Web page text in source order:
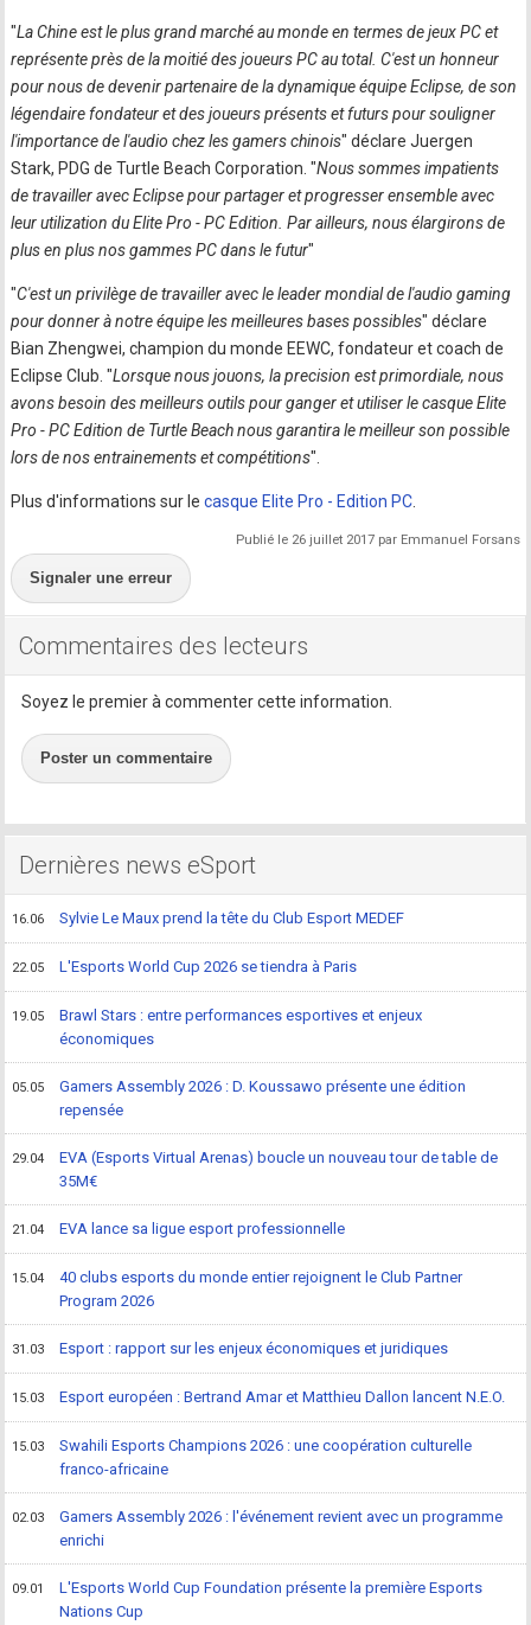
"La Chine est le plus grand marché au monde en termes de jeux PC et
représente près de la moitié des joueurs PC au total. C'est un honneur
pour nous de devenir partenaire de la dynamique équipe Eclipse, de son
légendaire fondateur et des joueurs présents et futurs pour souligner
l'importance de l'audio chez les gamers chinois" déclare Juergen
Stark, PDG de Turtle Beach Corporation. "Nous sommes impatients
de travailler avec Eclipse pour partager et progresser ensemble avec
leur utilization du Elite Pro - PC Edition. Par ailleurs, nous élargirons de
plus en plus nos gammes PC dans le futur"
"C'est un privilège de travailler avec le leader mondial de l'audio gaming
pour donner à notre équipe les meilleures bases possibles" déclare
Bian Zhengwei, champion du monde EEWC, fondateur et coach de
Eclipse Club. "Lorsque nous jouons, la precision est primordiale, nous
avons besoin des meilleurs outils pour ganger et utiliser le casque Elite
Pro - PC Edition de Turtle Beach nous garantira le meilleur son possible
lors de nos entrainements et compétitions".
Plus d'informations sur lecasque Elite Pro - Edition PC
Publié le 26 juillet 2017 par Emmanuel Forsans
Signaler une erreur
Commentaires des lecteurs
Soyez le premier à commenter cette information.
Poster un commentaire
Dernières news eSport
16.06 Sylvie Le Maux prend la tête du Club Esport MEDEF
22.05 L'Esports World Cup 2026 se tiendra à Paris
19.05
Brawl Stars : entre performances esportives et enjeux
économiques
05.05
Gamers Assembly 2026 : D. Koussawo présente une édition
repensée
29.04
EVA (Esports Virtual Arenas) boucle un nouveau tour de table de
35M€
21.04 EVA lance sa ligue esport professionnelle
15.04
40 clubs esports du monde entier rejoignent le Club Partner
Program 2026
31.03 Esport : rapport sur les enjeux économiques et juridiques
15.03 Esport européen : Bertrand Amar et Matthieu Dallon lancent N.E.O.
15.03
Swahili Esports Champions 2026 : une coopération culturelle
franco-africaine
02.03
Gamers Assembly 2026 : l'événement revient avec un programme
enrichi
09.01
L'Esports World Cup Foundation présente la première Esports
Nations Cup